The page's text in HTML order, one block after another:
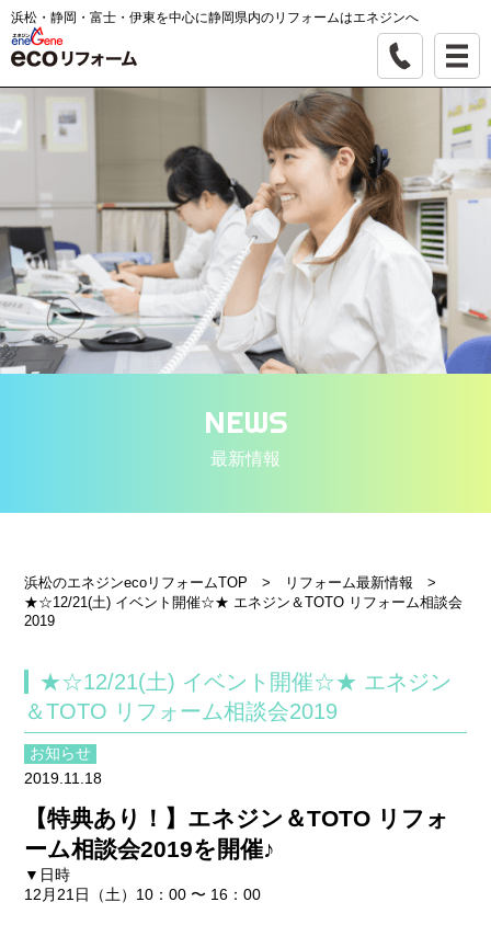
浜松・静岡・富士・伊東を中心に静岡県内のリフォームはエネジンへ
NEWS
最新情報
浜松のエネジンecoリフォームTOP > リフォーム最新情報 >
★☆12/21(土) イベント開催☆★ エネジン＆TOTO リフォーム相談会
2019
★☆12/21(土) イベント開催☆★ エネジン
＆TOTO リフォーム相談会2019
お知らせ
2019.11.18
【特典あり！】エネジン＆TOTO リフォ
ーム相談会2019を開催♪
▼日時
12月21日（土）10：00 〜 16：00